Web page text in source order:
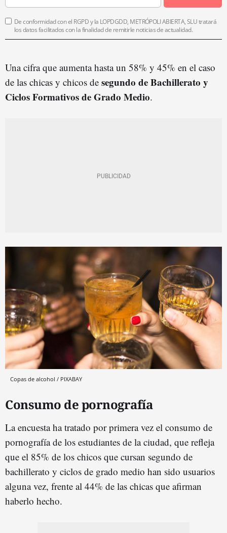
De conformidad con el RGPD y la LOPDGDD, METRÓPOLI ABIERTA, SLU tratará
los datos facilitados con la finalidad de remitirle noticias de actualidad.
Una cifra que aumenta hasta un 58% y 45% en el caso
de las chicas y chicos de segundo de Bachillerato y
Ciclos Formativos de Grado Medio.
Copas de alcohol / PIXABAY
Consumo de pornografía
La encuesta ha tratado por primera vez el consumo de
pornografía de los estudiantes de la ciudad, que refleja
que el 85% de los chicos que cursan segundo de
bachillerato y ciclos de grado medio han sido usuarios
alguna vez, frente al 44% de las chicas que afirman
haberlo hecho.